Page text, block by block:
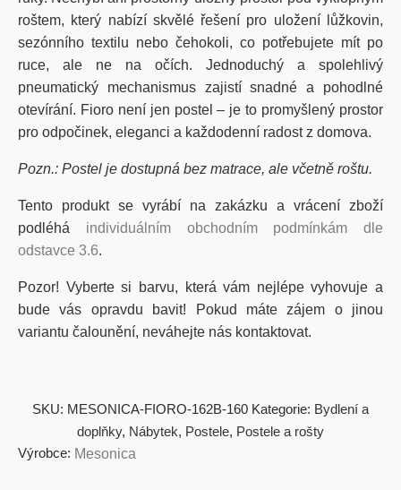
roštem, který nabízí skvělé řešení pro uložení lůžkovin,
sezónního textilu nebo čehokoli, co potřebujete mít po
ruce, ale ne na očích. Jednoduchý a spolehlivý
pneumatický mechanismus zajistí snadné a pohodlné
otevírání. Fioronení jen postel – je to promyšlený prostor
pro odpočinek, eleganci a každodenní radost z domova.
Pozn.: Postel je dostupná bez matrace, ale včetně roštu.
Tento produkt se vyrábí na zakázku a vrácení zboží
podléhá individuálním obchodním podmínkám dle
odstavce 3.6.
Pozor! Vyberte si barvu, která vám nejlépe vyhovuje a
bude vás opravdu bavit! Pokud máte zájem o jinou
variantu čalounění, neváhejte nás kontaktovat.
SKU: MESONICA-FIORO-162B-160 Kategorie: Bydlení a
doplňky, Nábytek, Postele, Postele a rošty
Výrobce: Mesonica